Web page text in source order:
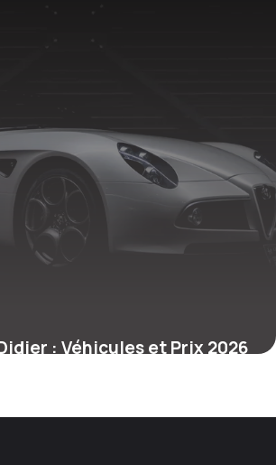
: Véhicules et Prix 2026